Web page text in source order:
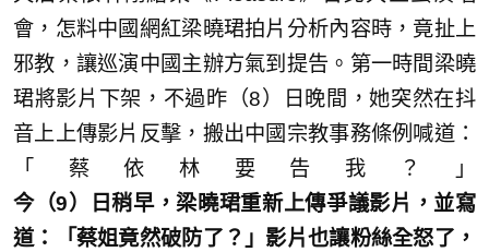
會，怎料中國網紅梁曉珺拍片分析內容時，竟扯上
邪教，讓巡演中國主辦方氣到提告。第一時間梁曉
珺將影片下架，不過昨（8）日晚間，她突然在抖
音上上傳影片反擊，搬出中國宗教事務條例喊道：
「蔡依林要告我？」
今（9）日稍早，梁曉珺重新上傳爭議影片，並寫
道：「蔡姐竟然破防了？」影片也讓粉絲全怒了，